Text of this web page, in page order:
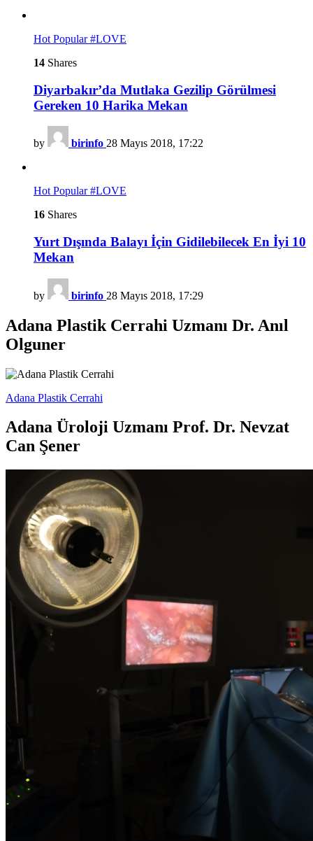
Hot Popular#LOVE
14 Shares
Diyarbakır’da Mutlaka Gezilip Görülmesi
Gereken 10 Harika Mekan
by birinfo 28 Mayıs 2018, 17:22
Hot Popular#LOVE
16 Shares
Yurt Dışında Balayı İçin Gidilebilecek En İyi 10
Mekan
by birinfo 28 Mayıs 2018, 17:29
Adana Plastik Cerrahi Uzmanı Dr. Anıl
Olguner
Adana Plastik Cerrahi
Adana Üroloji Uzmanı Prof. Dr. Nevzat
Can Şener